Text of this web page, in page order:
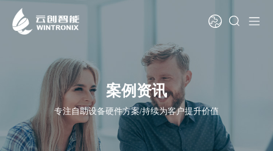
案例资讯
专注自助设备硬件方案/持续为客户提升价值